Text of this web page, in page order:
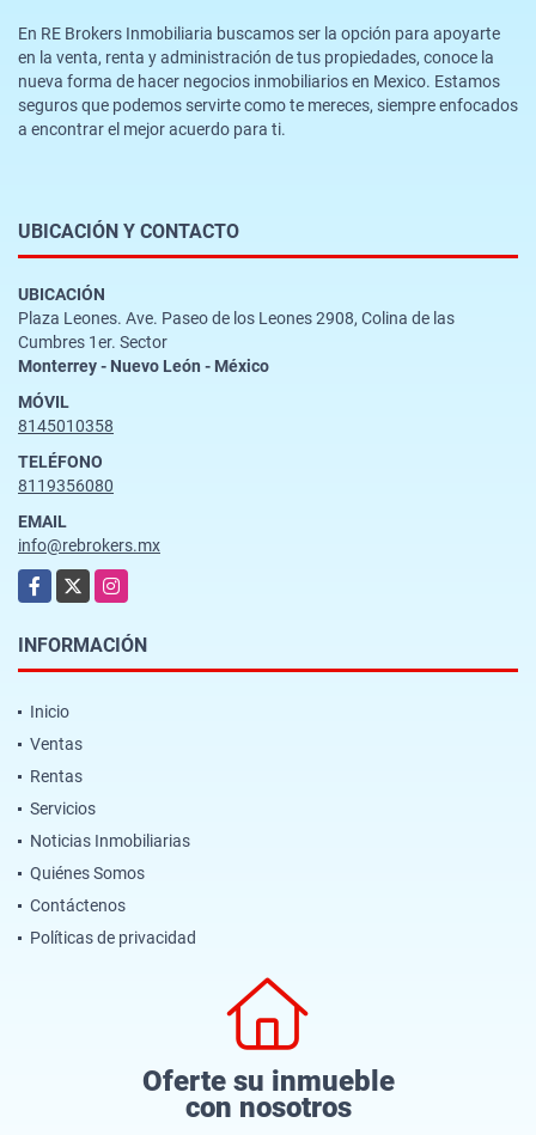
En RE Brokers Inmobiliaria buscamos ser la opción para apoyarte
en la venta, renta y administración de tus propiedades, conoce la
nueva forma de hacer negocios inmobiliarios en Mexico. Estamos
seguros que podemos servirte como te mereces, siempre enfocados
a encontrar el mejor acuerdo para ti.
UBICACIÓN Y CONTACTO
UBICACIÓN
Plaza Leones. Ave. Paseo de los Leones 2908, Colina de las
Cumbres 1er. Sector
Monterrey - Nuevo León - México
MÓVIL
8145010358
TELÉFONO
8119356080
EMAIL
info@rebrokers.mx
Facebook
X Instagram
INFORMACIÓN
Inicio
Ventas
Rentas
Servicios
Noticias Inmobiliarias
Quiénes Somos
Contáctenos
Políticas de privacidad
Oferte su inmueble
con nosotros